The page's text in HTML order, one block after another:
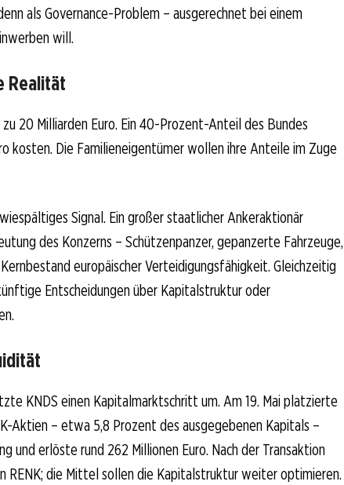
als Governance-Problem – ausgerechnet bei einem
will.
Realität
20 Milliarden Euro. Ein 40-Prozent-Anteil des Bundes
kosten. Die Familieneigentümer wollen ihre Anteile im Zuge
Signal. Ein großer staatlicher Ankeraktionär
des Konzerns – Schützenpanzer, gepanzerte Fahrzeuge,
europäischer Verteidigungsfähigkeit. Gleichzeitig
Entscheidungen über Kapitalstruktur oder
KNDS einen Kapitalmarktschritt um. Am 19. Mai platzierte
Aktien – etwa 5,8 Prozent des ausgegebenen Kapitals –
und erlöste rund 262 Millionen Euro. Nach der Transaktion
RENK; die Mittel sollen die Kapitalstruktur weiter optimieren.